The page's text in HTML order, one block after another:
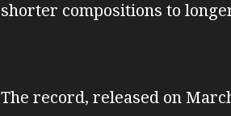
shorter compositions to
The record, released on